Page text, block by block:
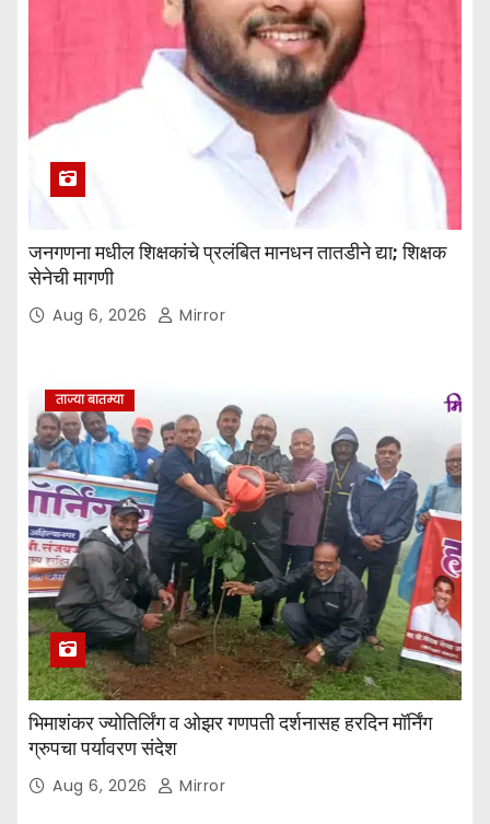
जनगणना मधील शिक्षकांचे प्रलंबित मानधन तातडीने द्या; शिक्षक
सेनेची मागणी
Aug 6, 2026 Mirror
ताज्या बातम्या
भिमाशंकर ज्योतिर्लिंग व ओझर गणपती दर्शनासह हरदिन मॉर्निंग
ग्रुपचा पर्यावरण संदेश
Aug 6, 2026 Mirror